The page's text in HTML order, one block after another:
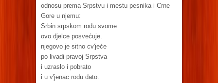
odnosu prema Srpstvu i mestu pesnika i Crne
Gore u njemu:
Srbin srpskom rodu svome
ovo djelce posvećuje.
njegovo je sitno cv'jeće
po livadi pravoj Srpstva
i uzraslo i pobrato
i u v'jenac rodu dato.